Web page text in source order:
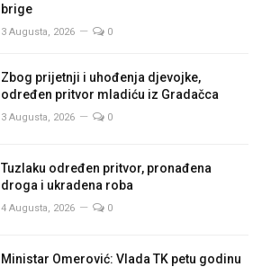
brige
3 Augusta, 2026 0
Zbog prijetnji i uhođenja djevojke,
određen pritvor mladiću iz Gradačca
3 Augusta, 2026 0
Tuzlaku određen pritvor, pronađena
droga i ukradena roba
4 Augusta, 2026 0
Ministar Omerović: Vlada TK petu godinu